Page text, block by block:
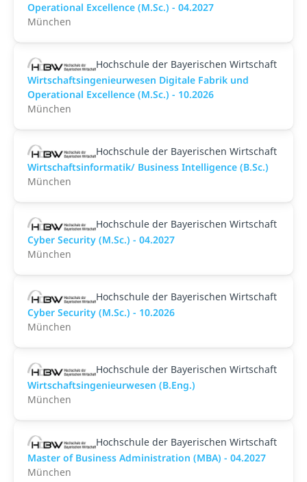
Operational Excellence (M.Sc.) - 04.2027
München
Hochschule der Bayerischen Wirtschaft
Wirtschaftsingenieurwesen Digitale Fabrik und
Operational Excellence (M.Sc.) - 10.2026
München
Hochschule der Bayerischen Wirtschaft
Wirtschaftsinformatik/ Business Intelligence (B.Sc.)
München
Hochschule der Bayerischen Wirtschaft
Cyber Security (M.Sc.) - 04.2027
München
Hochschule der Bayerischen Wirtschaft
Cyber Security (M.Sc.) - 10.2026
München
Hochschule der Bayerischen Wirtschaft
Wirtschaftsingenieurwesen (B.Eng.)
München
Hochschule der Bayerischen Wirtschaft
Master of Business Administration (MBA) - 04.2027
München